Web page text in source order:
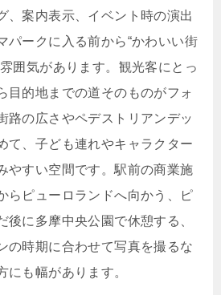
、案内表示、イベント時の演出
パークに入る前から“かわいい街
囲気があります。観光客にとっ
目的地までの道そのものがフォ
路の広さやペデストリアンデッ
て、子ども連れやキャラクター
やすい空間です。駅前の商業施
らピューロランドへ向かう、ピ
後に多摩中央公園で休憩する、
の時期に合わせて写真を撮るな
にも幅があります。